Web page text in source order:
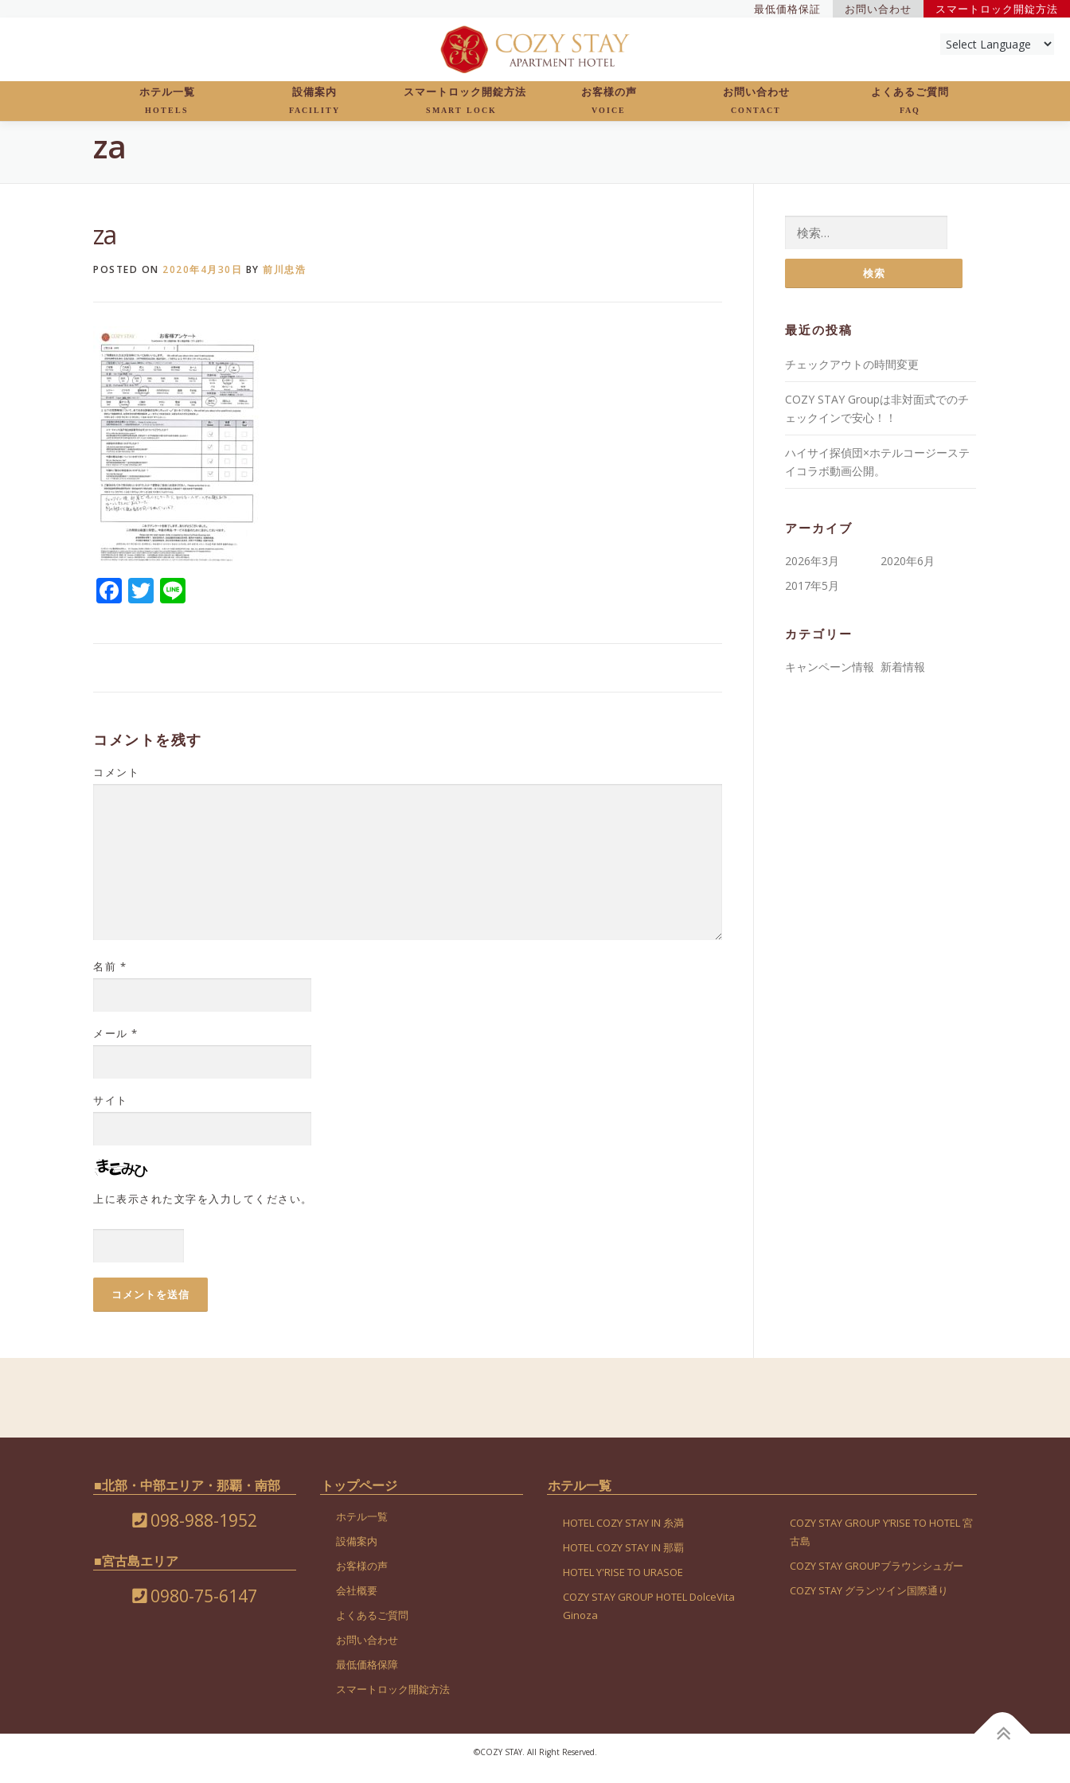
スマートロック開錠方法
お問い合わせ
最低価格保証
ホテル一覧
HOTELS
設備案内
FACILITY
スマートロック開錠方法
SMART LOCK
お客様の声
VOICE
お問い合わせ
CONTACT
よくあるご質問
FAQ
za
za
POSTED ON 2020年4月30日 BY 前川忠浩
Facebook
Twitter
コメントを残す
コメント
名前 *
メール *
サイト
上に表示された文字を入力してください。
最近の投稿
チェックアウトの時間変更
COZY STAY Groupは非対面式でのチ
ェックインで安心！！
ハイサイ探偵団×ホテルコージーステ
イコラボ動画公開。
アーカイブ
2026年3月
2020年6月
2017年5月
カテゴリー
キャンペーン情報 新着情報
■北部・中部エリア・那覇・南部
098-988-1952
■宮古島エリア
0980-75-6147
トップページ
ホテル一覧
設備案内
お客様の声
会社概要
よくあるご質問
お問い合わせ
最低価格保障
スマートロック開錠方法
ホテル一覧
HOTEL COZY STAY IN 糸満
HOTEL COZY STAY IN 那覇
HOTEL Y'RISE TO URASOE
COZY STAY GROUP HOTEL DolceVita
Ginoza
COZY STAY GROUP Y’RISE TO HOTEL 宮
古島
COZY STAY GROUPブラウンシュガー
COZY STAY グランツイン国際通り
©︎COZY STAY. All Right Reserved.